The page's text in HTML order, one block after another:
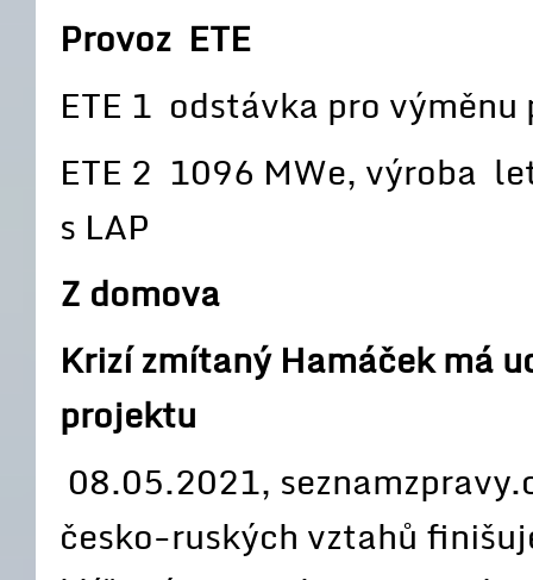
Provoz ETE
ETE 1 odstávka pro
ETE 2 1096 MWe, výroba
s LAP
Z domova
Krizí zmítaný Hamáček má
projektu
08.05.2021,
česko-ruských vztahů